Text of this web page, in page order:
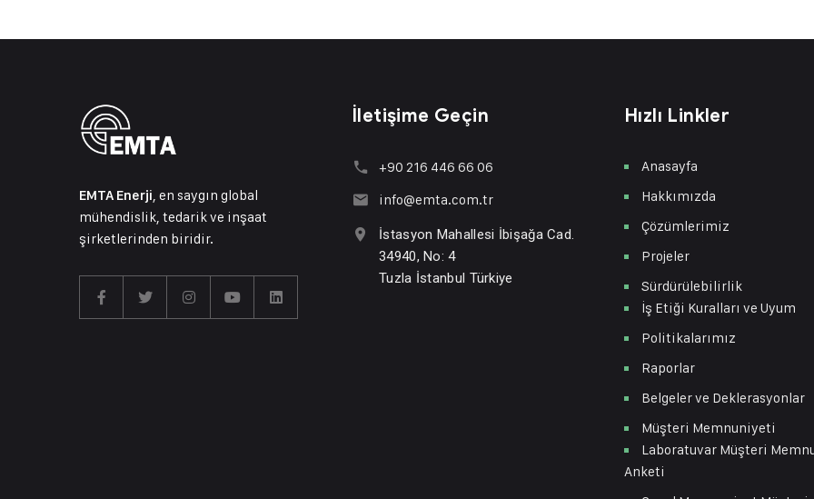
EMTA Enerji , en saygın global
mühendislik, tedarik ve inşaat
şirketlerinden biridir.
İletişime Geçin
+90 216 446 66 06
info@emta.com.tr
İstasyon Mahallesi İbişağa Cad.
34940, No: 4
Tuzla İstanbul Türkiye
Hızlı Linkler
Anasayfa
Hakkımızda
Çözümlerimiz
Projeler
Sürdürülebilirlik
İş Etiği Kuralları ve Uyum
Politikalarımız
Raporlar
Belgeler ve Deklerasyonlar
Müşteri Memnuniyeti
Laboratuvar Müşteri
Anketi